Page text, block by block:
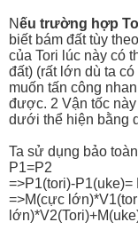
Nếu trường hợp
biết bám đất tùy
của Tori lúc này có
đất) (rất lớn dù ta
muốn tấn công
được. 2 Vận tốc
dưới thể hiện bằng
Ta sử dụng bảo
P1=P2
=>P1(tori)-P1(uke)=
=>M(cực